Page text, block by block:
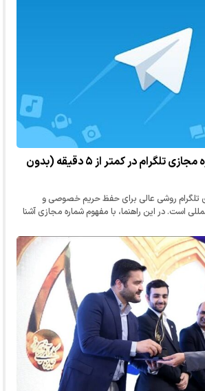
آموزش ساخت شماره مجازی تلگرام در کمتر از ۵ دقیقه (بدون
تلگرام روشی عالی برای حفظ حریم خصوصی و
است. در این راهنما، با مفهوم شماره مجازی آشنا
ثبت‌نام امن بدون نیاز به شماره واقعی…